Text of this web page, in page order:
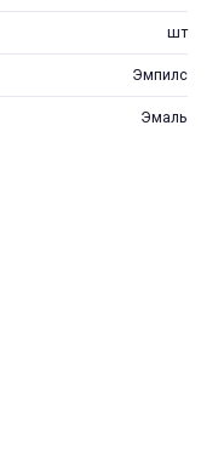
шт
Эмпилс
Эмаль